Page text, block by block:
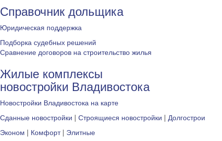
Справочник дольщика
Юридическая поддержка
Подборка судебных решений
Сравнение договоров на строительство жилья
Жилые комплексы
новостройки Владивостока
Новостройки Владивостока на карте
Сданные новостройки | Строящиеся новостройки | Долгострои
Эконом | Комфорт| Элитные